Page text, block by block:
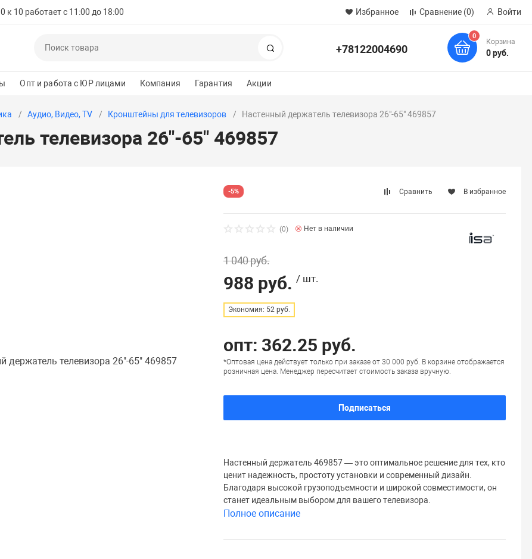
к 10 работает с 11:00 до 18:00 Избранное Сравнение (0) Войти
+78122004690
0
Корзина
0 руб.
Опт и работа с ЮР лицами Компания Гарантия Акции
Аудио, Видео, TV Кронштейны для телевизоров Настенный держатель телевизора 26"-65" 469857
телевизора 26"-65" 469857
Сравнить В избранное
-5%
(0) Нет в наличии
1 040 руб.
988 руб. / шт.
Экономия: 52 руб.
опт: 362.25 руб.
*Оптовая цена действует только при заказе от 30 000 руб. В корзине отображается
розничная цена. Менеджер пересчитает стоимость заказа вручную.
Подписаться
Настенный держатель 469857 — это оптимальное решение для тех, кто
ценит надежность, простоту установки и современный дизайн.
Благодаря высокой грузоподъемности и широкой совместимости, он
станет идеальным выбором для вашего телевизора.
Полное описание